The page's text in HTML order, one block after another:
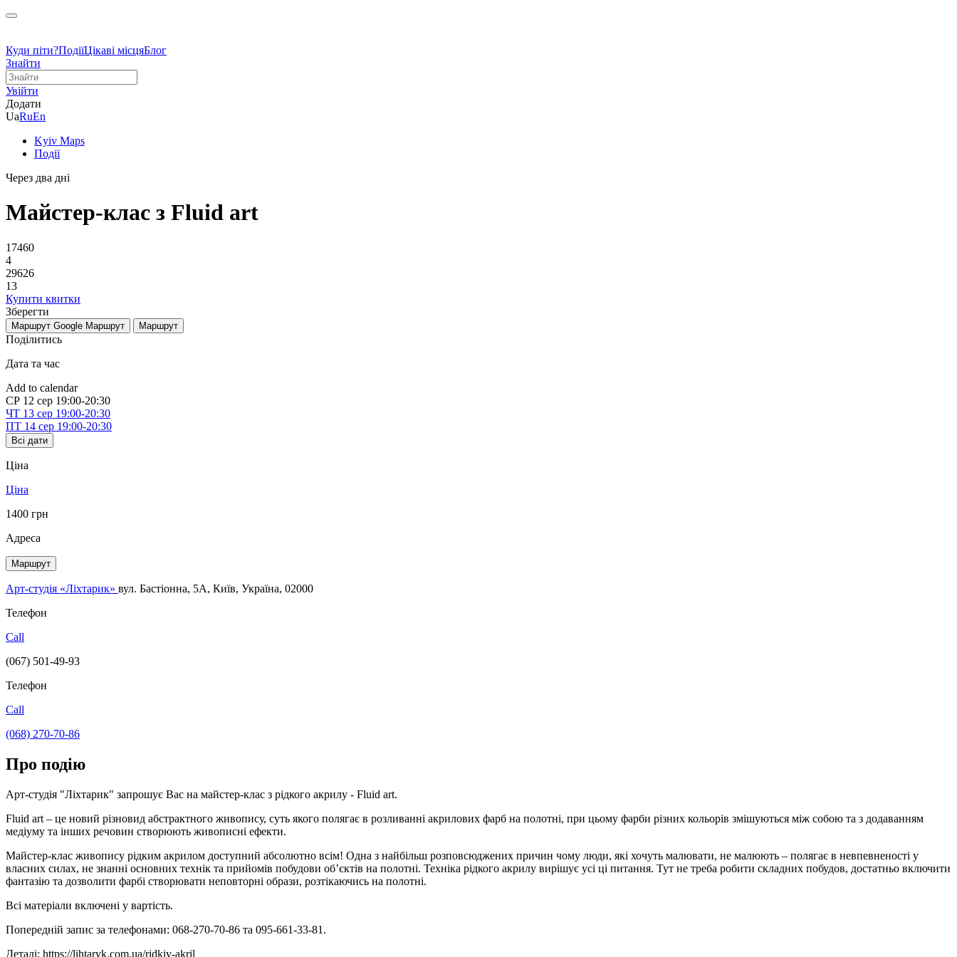
Куди піти?ПодіїЦікаві місцяБлог
Знайти
Увійти
Додати
UaRuEn
Kyiv Maps
Події
Через два дні
Майстер-клас з Fluid art
17460
4
29626
13
Купити квитки
Зберегти
Маршрут Google Маршрут Маршрут
Поділитись
Дата та час
Add to calendar
СР 12 сер 19:00-20:30
ЧТ 13 сер 19:00-20:30
ПТ 14 сер 19:00-20:30
Всі дати
Ціна
Ціна
1400 грн
Адреса
Маршрут
Арт-студія «Ліхтарик» вул. Бастіонна, 5А, Київ, Україна, 02000
Телефон
Call
(067) 501-49-93
Телефон
Call
(068) 270-70-86
Про подію
Арт-студія "Ліхтарик" запрошує Вас на майстер-клас з рідкого акрилу - Fluid art.
Fluid art – це новий різновид абстрактного живопису, суть якого полягає в розливанні акрилових фарб на полотні, при цьому фарби різних кольорів змішуються між собою та з додаванням
медіуму та інших речовин створюють живописні ефекти.
Майстер-клас живопису рідким акрилом доступний абсолютно всім! Одна з найбільш розповсюджених причин чому люди, які хочуть малювати, не малюють – полягає в невпевненості у
власних силах, не знанні основних технік та прийомів побудови об’єктів на полотні. Техніка рідкого акрилу вирішує усі ці питання. Тут не треба робити складних побудов, достатньо включити
фантазію та дозволити фарбі створювати неповторні образи, розтікаючись на полотні.
Всі матеріали включені у вартість.
Попередній запис за телефонами: 068-270-70-86 та 095-661-33-81.
Деталі: https://lihtaryk.com.ua/ridkiy-akril